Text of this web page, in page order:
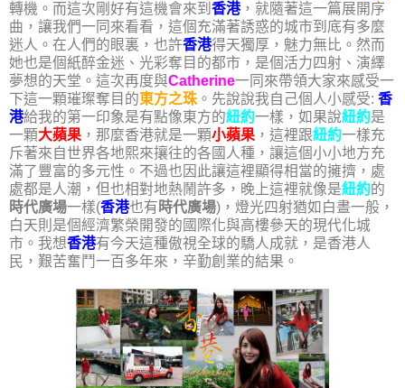
轉機。而這次剛好有這機會來到 香港，就隨著這一篇展開序
曲，讓我們一同來看看，這個充滿著誘惑的城市到底有多麼
迷人。在人們的眼裏，也許香港得天獨厚，魅力無比。然而
她也是個紙醉金迷、光彩奪目的都市，是個活力四射、演繹
夢想的天堂。這次再度與Catherine一同來帶領大家來感受一
下這一顆璀璨奪目的東方之珠 。先說說我自己個人小感受: 香
港給我的第一印象是有點像東方的紐約一樣，如果說紐約是
一顆大蘋果 ，那麼香港就是一顆小蘋果 ，這裡跟紐約一樣充
斥著來自世界各地熙來攘往的各國人種，讓這個小小地方充
滿了豐富的多元性。不過也因此讓這裡顯得相當的擁擠，處
處都是人潮，但也相對地熱鬧許多，晚上這裡就像是紐約的
時代廣場一樣(香港也有 時代廣場)，燈光四射猶如白晝一般，
白天則是個經濟繁榮開發的國際化與高樓參天的現代化城
市。我想香港有今天這種傲視全球的驕人成就，是香港人
民，艱苦奮鬥一百多年來，辛勤創業的結果。